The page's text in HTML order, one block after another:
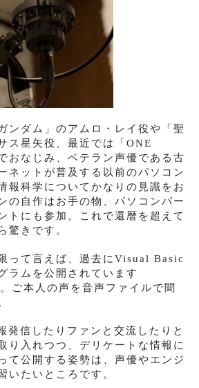
ンダム」のアムロ・レイ役や「聖
ス星矢役、最近では「ONE
おなじみ、ベテラン声優である古
ネットが普及する以前のパソコン
報科学についてかなりの見識をお
の自作はお手の物、パソコンパー
トにも参加。これで還暦を超えて
驚きです。
って言えば、過去にVisual Basic
ラムを公開されています
ご本人の声を音声ファイルで聞
発信したりファンと交流したりと
り入れつつ、デリケートな情報に
て公開する姿勢は、声優やエンジ
いたいところです。